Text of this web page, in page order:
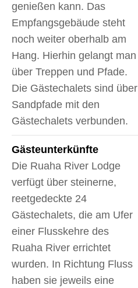
genießen kann. Das
Empfangsgebäude steht
noch weiter oberhalb am
Hang. Hierhin gelangt man
über Treppen und Pfade.
Die Gästechalets sind über
Sandpfade mit den
Gästechalets verbunden.
Gäste­unterkünfte
Die Ruaha River Lodge
verfügt über steinerne,
reetgedeckte 24
Gästechalets, die am Ufer
einer Flusskehre des
Ruaha River errichtet
wurden. In Richtung Fluss
haben sie jeweils eine